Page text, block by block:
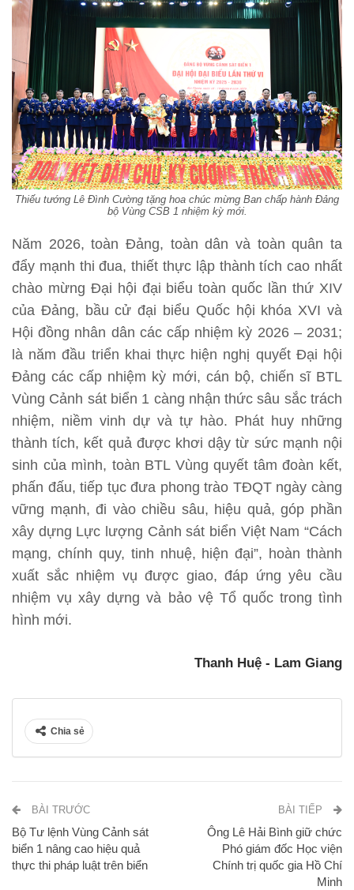
Thiếu tướng Lê Đình Cường tặng hoa chúc mừng Ban chấp hành Đảng
bộ Vùng CSB 1 nhiệm kỳ mới.
Năm 2026, toàn Đảng, toàn dân và toàn quân ta
đẩy mạnh thi đua, thiết thực lập thành tích cao nhất
chào mừng Đại hội đại biểu toàn quốc lần thứ XIV
của Đảng, bầu cử đại biểu Quốc hội khóa XVI và
Hội đồng nhân dân các cấp nhiệm kỳ 2026 – 2031;
là năm đầu triển khai thực hiện nghị quyết Đại hội
Đảng các cấp nhiệm kỳ mới, cán bộ, chiến sĩ BTL
Vùng Cảnh sát biển 1 càng nhận thức sâu sắc trách
nhiệm, niềm vinh dự và tự hào. Phát huy những
thành tích, kết quả được khơi dậy từ sức mạnh nội
sinh của mình, toàn BTL Vùng quyết tâm đoàn kết,
phấn đấu, tiếp tục đưa phong trào TĐQT ngày càng
vững mạnh, đi vào chiều sâu, hiệu quả, góp phần
xây dựng Lực lượng Cảnh sát biển Việt Nam “Cách
mạng, chính quy, tinh nhuệ, hiện đại”, hoàn thành
xuất sắc nhiệm vụ được giao, đáp ứng yêu cầu
nhiệm vụ xây dựng và bảo vệ Tổ quốc trong tình
hình mới.
Thanh Huệ - Lam Giang
Chia sẻ
BÀI TRƯỚC
Bộ Tư lệnh Vùng Cảnh sát
biển 1 nâng cao hiệu quả
thực thi pháp luật trên biển
BÀI TIẾP
Ông Lê Hải Bình giữ chức
Phó giám đốc Học viện
Chính trị quốc gia Hồ Chí
Minh